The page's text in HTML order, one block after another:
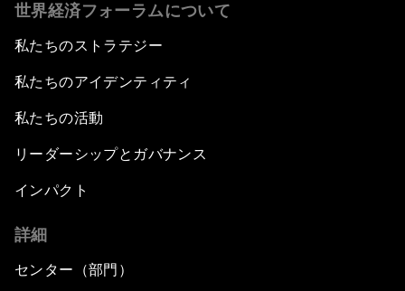
世界経済フォーラムについて
私たちのストラテジー
私たちのアイデンティティ
私たちの活動
リーダーシップとガバナンス
インパクト
詳細
センター（部門）